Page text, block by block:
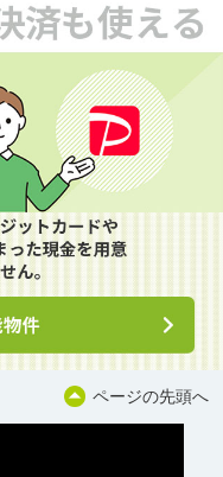
ページの先頭へ